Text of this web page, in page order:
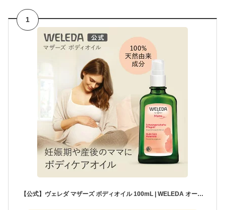
1
【公式】ヴェレダ マザーズ ボディオイル 100mL | WELEDA オーガニック マタニティストレッチマークオイル 妊娠線 マッサージオイル オイル 産前 産後 ギフト プレゼント